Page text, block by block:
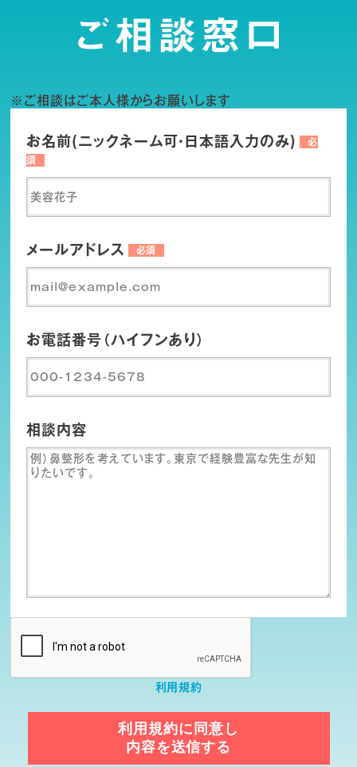
※ご相談はご本人様からお願いします
お名前(ニックネーム可・日本語入力のみ)
必
須
メールアドレス 必須
お電話番号（ハイフンあり）
相談内容
利用規約
利用規約に同意し
内容を送信する